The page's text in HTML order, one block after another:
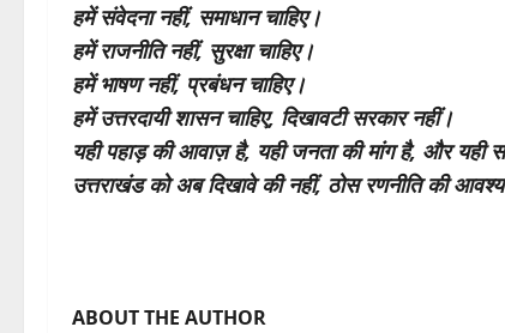
हमें संवेदना नहीं, समाधान चाहिए।
हमें राजनीति नहीं, सुरक्षा चाहिए।
हमें भाषण नहीं, प्रबंधन चाहिए।
हमें उत्तरदायी शासन चाहिए, दिखावटी सरकार नहीं।
यही पहाड़ की आवाज़ है, यही जनता की मांग है, और यही
उत्तराखंड को अब दिखावे की नहीं, ठोस रणनीति की
ABOUT THE AUTHOR